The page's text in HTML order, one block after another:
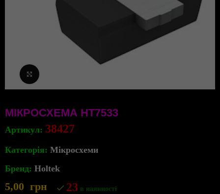
МІКРОСХЕМА HT7533
Артикул: 38427
Категорія: Мікросхеми
Бренд:Holtek
5,00 грн 23 в наявності